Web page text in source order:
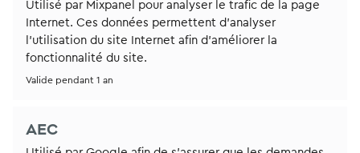
Utilisé par Mixpanel pour analyser le trafic de la page
Internet. Ces données permettent d'analyser
l'utilisation du site Internet afin d'améliorer la
fonctionnalité du site.
Valide pendant 1 an
AEC